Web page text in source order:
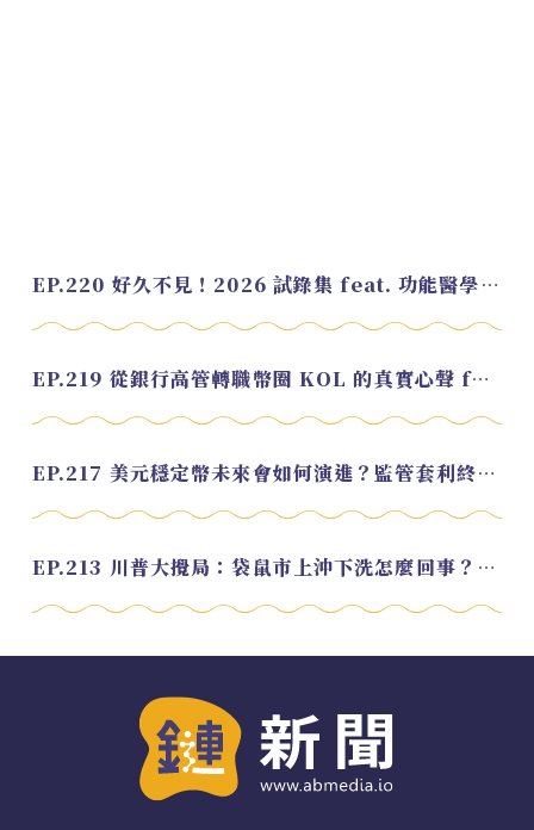
EP.220 好久不見！2026 試錄集 feat. 功能醫學營養師 美寶
EP.219 從銀行高管轉職幣圈 KOL 的真實心聲 feat.龜大
EP.217 美元穩定幣未來會如何演進？監管套利終將收斂？feat. 研究員 余哲安
EP.213 川普大攪局：袋鼠市上沖下洗怎麼回事？feat. Alvin